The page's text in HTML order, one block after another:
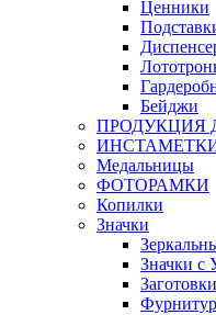
Ценники
Бейджи
ПРОДУКЦИЯ
ИНСТАМЕТКИ.
Медальницы
ФОТОРАМКИ
Копилки
Значки
Значки с